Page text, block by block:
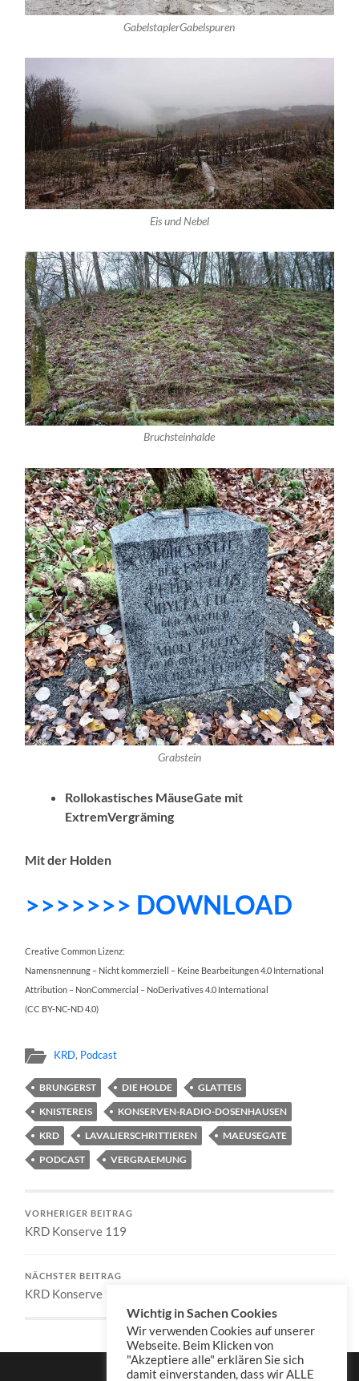
GabelstaplerGabelspuren
Eis und Nebel
Bruchsteinhalde
Grabstein
Rollokastisches MäuseGate mit
ExtremVergräming
Mit der Holden
>>>>>>> DOWNLOAD
Creative Common Lizenz:
Namensnennung – Nicht kommerziell – Keine Bearbeitungen 4.0 International
Attribution – NonCommercial – NoDerivatives 4.0 International
(CC BY-NC-ND 4.0)
KRD, Podcast
BRUNGERST DIE HOLDE
GLATTEIS
KNISTEREIS
KONSERVEN-RADIO-DOSENHAUSEN
KRD
LAVALIERSCHRITTIEREN
MAEUSEGATE
PODCAST
VERGRAEMUNG
VORHERIGER BEITRAG
KRD Konserve 119
NÄCHSTER BEITRAG
KRD Konserve 121
Wichtig in Sachen Cookies
Wir verwenden Cookies auf unserer
Webseite. Beim Klicken von
"Akzeptiere alle" erklären Sie sich
damit einverstanden, dass wir ALLE